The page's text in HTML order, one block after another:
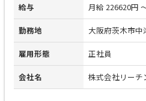
給与 月給 226620円
勤務地 大阪府茨木市中
雇用形態 正社員
会社名 株式会社リーチ